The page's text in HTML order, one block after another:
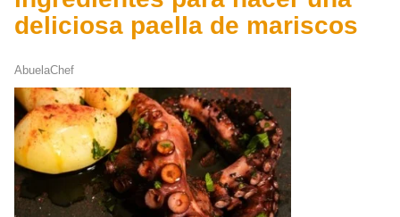
deliciosa paella de mariscos
AbuelaChef